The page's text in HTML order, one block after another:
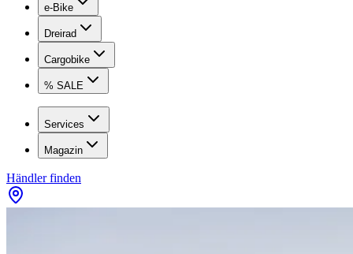
e-Bike
Dreirad
Cargobike
% SALE
Services
Magazin
Händler finden